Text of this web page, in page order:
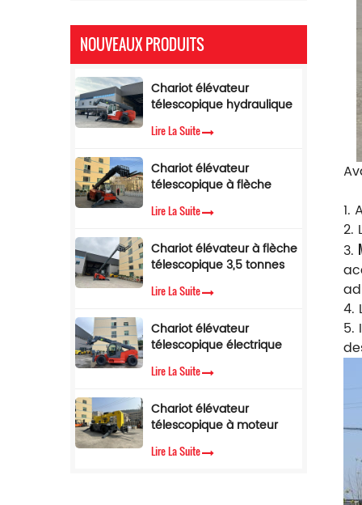
1.
2.
3.
4.
5.
NOUVEAUX PRODUITS
Chariot élévateur
télescopique hydraulique
hauteur de levage
télescopique de 5 tonnes
avec limiteur de couple
Lire La Suite
Chariot élévateur
télescopique à flèche
vendre
Lire La Suite
Chariot élévateur à flèche
télescopique 3,5 tonnes
télescopique avec cabine
Lire La Suite
Chariot élévateur
télescopique électrique
mètres
Lire La Suite
Chariot élévateur
télescopique à moteur
tonnes, hauteur de
Lire La Suite